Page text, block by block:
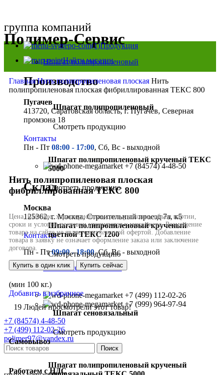
группа компаний
Полимер-Сервис
Найти магазин
Производство
Пугачев
413720, Саратовская область, г. Пугачев, Северная
промзона 18
Контакты
Пн - Пт 08:00 - 17:00, Сб, Вс - выходной
+7 (84574) 4-48-50
Склад
Москва
125362, г. Москва, Строительный проезд 7а, к5
Контакты
Пн - Пт09:00 - 18:00, Сб, Вс - выходной
+7 (499) 112-02-26
+7 (999) 964-97-94
+7 (84574) 4-48-50
+7 (499) 112-02-26
polimer97@yandex.ru
Поиск
Продукция
Шпагат полипропиленовый
Шпагат полипропиленовый
Смотреть продукцию
Шпагат полипропиленовый крученый ТЕКС
5000
Смотреть продукцию
Шпагат полипропиленовый крученый
цветной ТЕКС 1200
Смотреть продукцию
Шпагат сеновязальный
Шпагат сеновязальный
Смотреть продукцию
Шпагат полипропиленовый крученый
ГлавнаяНить полипропиленовая плоская Нить
полипропиленовая плоская фибриллированная ТЕКС 800
Нажмите, чтобы увеличить
Нить полипропиленовая плоская
фибриллированная ТЕКС 800
Купить в один клик Купить сейчас
(мин 100 кг.)
Добавить в избранное
19 Людей просмотрели этот товар!
Самовывоз
Работаем с НДС